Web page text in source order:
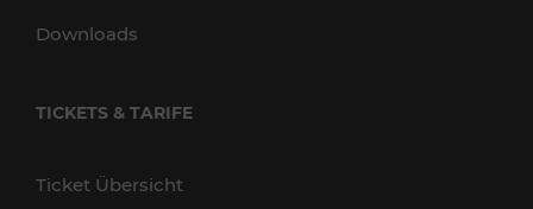
Downloads
TICKETS & TARIFE
Ticket Übersicht